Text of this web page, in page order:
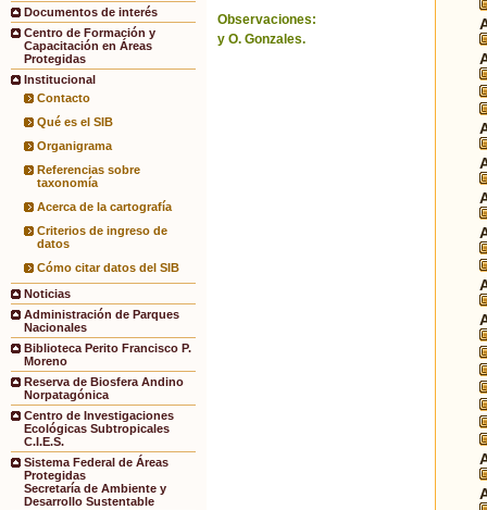
Documentos de interés
Centro de Formación y
Capacitación en Áreas
Protegidas
Institucional
Contacto
Qué es el SIB
Organigrama
Referencias sobre
taxonomía
Acerca de la cartografía
Criterios de ingreso de
datos
Cómo citar datos del SIB
Noticias
Administración de Parques
Nacionales
Biblioteca Perito Francisco P.
Moreno
Reserva de Biosfera Andino
Norpatagónica
Centro de Investigaciones
Ecológicas Subtropicales
C.I.E.S.
Sistema Federal de Áreas
Protegidas
Secretaría de Ambiente y
Desarrollo Sustentable
Observaciones:
y O. Gonzales.